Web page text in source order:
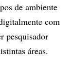
de ambiente
com
pesquisador
áreas.